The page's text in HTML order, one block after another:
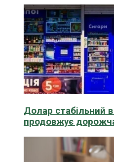
Долар стабільний
продовжує